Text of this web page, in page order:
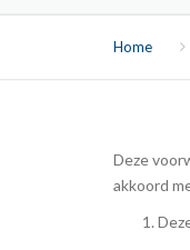
Home
Deze
akkoord